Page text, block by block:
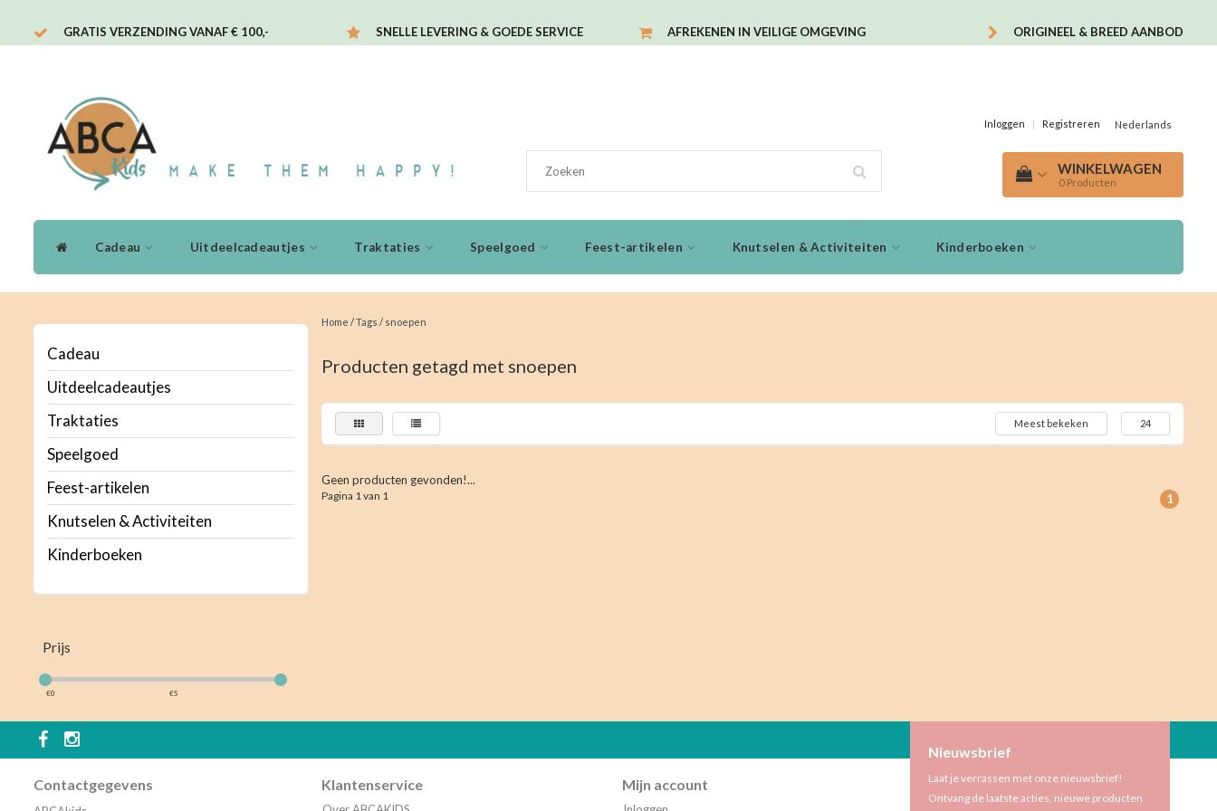
GRATIS VERZENDING VANAF € 100,- SNELLE LEVERING & GOEDE SERVICE AFREKENEN IN VEILIGE OMGEVING ORIGINEEL & BREED AANBOD
Inloggen | Registreren Nederlands
WINKELWAGEN
0 Producten
Cadeau Uitdeelcadeautjes Traktaties Speelgoed Feest-artikelen Knutselen & Activiteiten Kinderboeken
Cadeau
Uitdeelcadeautjes
Traktaties
Speelgoed
Feest-artikelen
Knutselen & Activiteiten
Kinderboeken
Prijs
€0 €5
Home /Tags / snoepen
Producten getagd met snoepen
Meest bekeken 24
Geen producten gevonden!...
Pagina 1 van 1 1
Contactgegevens Klantenservice Mijn account
Nieuwsbrief
Laat je verrassen met onze nieuwsbrief!
Ontvang de laatste acties, nieuwe producten